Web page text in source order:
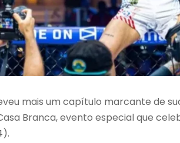
mais um capítulo marcante de
Branca, evento especial que